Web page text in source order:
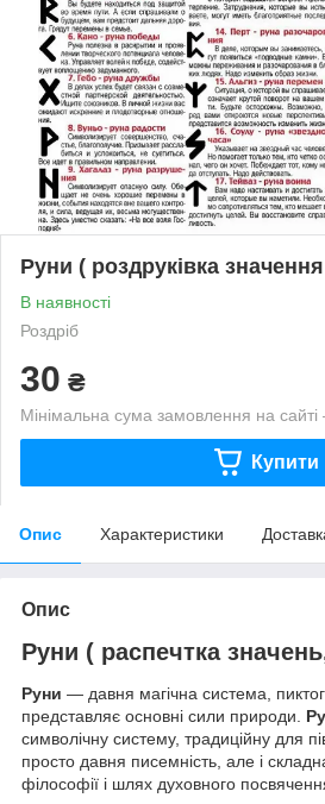
Руни ( роздруківка
В наявності
Роздріб
30 ₴
Мінімальна сума замовлення на
Купити
Опис Характеристики
Опис
Руни ( распечтка
Руни ― давня магічна система,
представляє основні сили природи.
символічну систему, традиційну для
просто давня писемність, але і
філософії і шлях духовного